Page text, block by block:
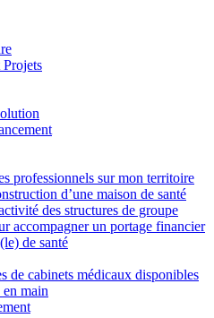
professionnels sur mon territoire
d’une maison de santé
des structures de groupe
accompagner un portage financier
de santé
de cabinets médicaux disponibles
main